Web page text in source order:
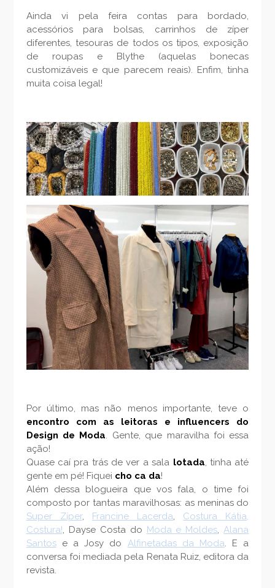
Ainda vi pela feira contas para bordado,
acessórios para bolsas, carrinhos de zíper
diferentes, tesouras de todos os tipos, exposição
de roupas e Blythe (aquelas bonecas
customizáveis e que parecem reais). Enfim, tinha
muita coisa legal!
Por último, mas não menos importante, teve o
encontro com as leitoras e influencers do
Design de Moda. Gente, que maravilha foi essa
ação!
Quase caí pra trás de ver a sala lotada, tinha até
gente em pé! Fiquei cho ca da!
Além dessa blogueira que vos fala, o time foi
composto por tantas maravilhosas: as meninas do
Super Zíper, Francine Lacerda, Costura Kátia,
Costura!, Dayse Costa do Moda e Moldes,Alana
Santose a Josy do Alfinetadas da Moda. E a
conversa foi mediada pela Renata Ruiz, editora da
revista.